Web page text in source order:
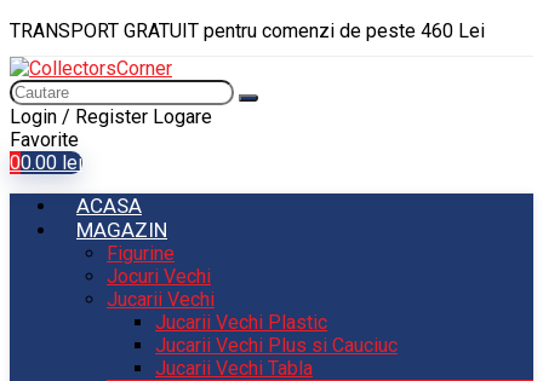
TRANSPORT GRATUIT pentru comenzi de peste 460 Lei
Login / Register Logare
Favorite
00.00 lei
ACASA
MAGAZIN
Figurine
Jocuri Vechi
Jucarii Vechi
Jucarii Vechi Plastic
Jucarii Vechi Plus si Cauciuc
Jucarii Vechi Tabla